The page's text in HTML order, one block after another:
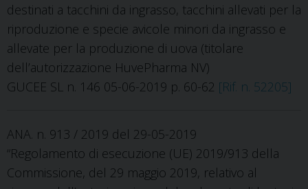
destinati a tacchini da ingrasso, tacchini allevati per la
riproduzione e specie avicole minori da ingrasso e
allevate per la produzione di uova (titolare
dell’autorizzazione HuvePharma NV)
GUCEE SL n. 146 05-06-2019 p. 60-62 [Rif. n. 52205]
ANA. n. 913 / 2019 del 29-05-2019
“Regolamento di esecuzione (UE) 2019/913 della
Commissione, del 29 maggio 2019, relativo al